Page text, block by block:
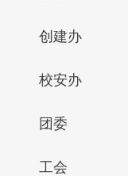
创建办
校安办
团委
工会